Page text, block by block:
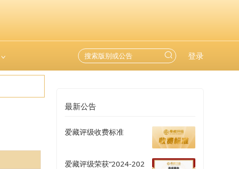
登录
最新公告
爱藏评级收费标准
爱藏评级荣获“2024-202